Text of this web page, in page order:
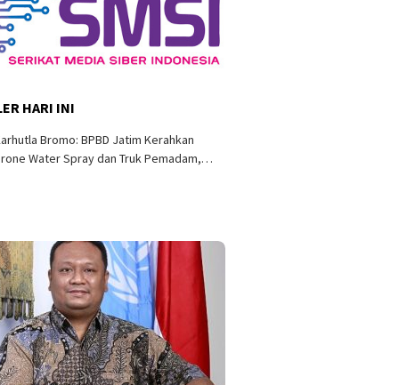
HARI INI
Bromo: BPBD Jatim Kerahkan
Water Spray dan Truk Pemadam,…